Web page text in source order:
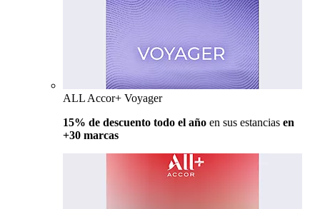
ALL Accor+ Voyager
15% de descuento todo el año en sus estancias en
+30 marcas